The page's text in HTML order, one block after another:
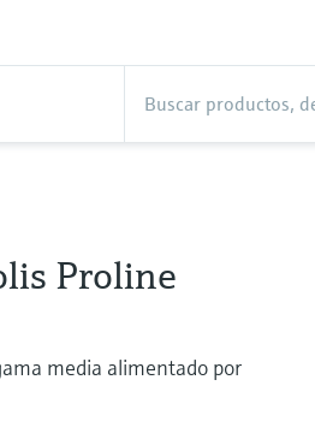
Proline
media alimentado por